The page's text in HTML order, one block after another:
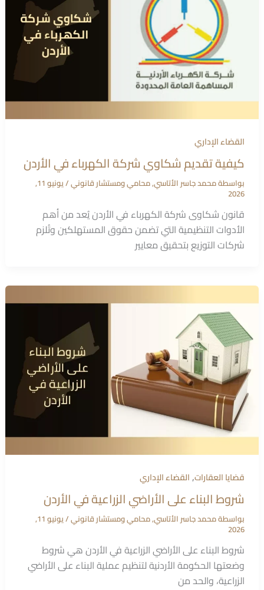
القضاء الإداري
كيفية تقديم شكاوي شركة الكهرباء في الأردن
بواسطةمحمد جاسر الأتاسي, محامي ومستشار قانوني/ يونيو 11,
2026
قانون شكاوى شركة الكهرباء في الأردن يُعد من أهم
الأدوات التنظيمية التي تضمن حقوق المستهلكين وتُلزم
شركات التوزيع بتحقيق معايير
قضايا العقارات,القضاء الإداري
شروط البناء على الأراضي الزراعية في الأردن
بواسطةمحمد جاسر الأتاسي, محامي ومستشار قانوني/ يونيو 11,
2026
شروط البناء على الأراضي الزراعية في الأردن هي شروط
وضعتها الحكومة الأردنية لتنظيم عملية البناء على الأراضي
الزراعية، والحد من